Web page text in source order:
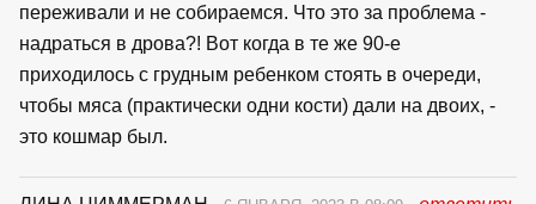
переживали и не собираемся. Что это за проблема -
надраться в дрова?! Вот когда в те же 90-е
приходилось с грудным ребенком стоять в очереди,
чтобы мяса (практически одни кости) дали на двоих, -
это кошмар был.